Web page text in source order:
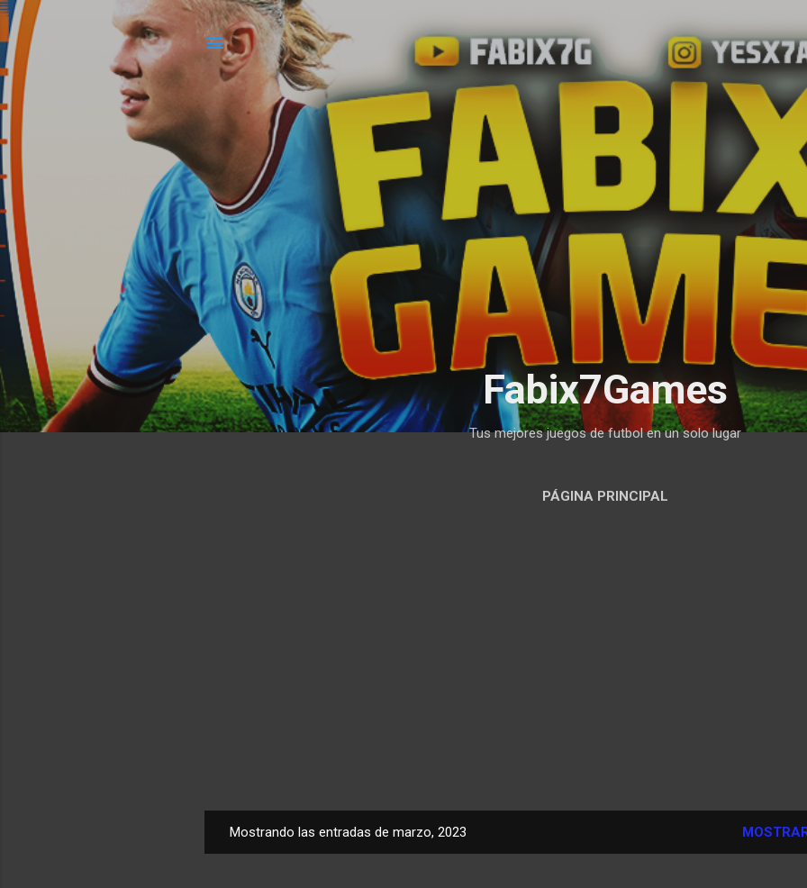
Fabix7Games
Tus mejores juegos de futbol en un solo lugar
PÁGINA PRINCIPAL
Mostrando las entradas de marzo, 2023